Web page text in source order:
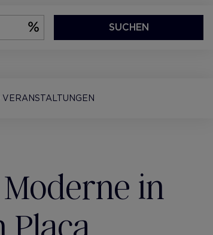
SUCHEN
VERANSTALTUNGEN
in
Plaça